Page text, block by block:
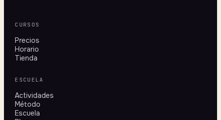
CURSOS
Precios
Horario
Tienda
ESCUELA
Actividades
Método
Escuela